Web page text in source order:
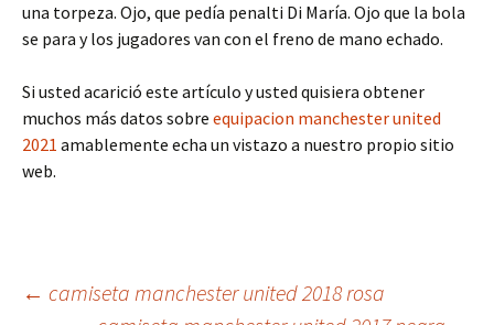
una torpeza. Ojo, que pedía penalti Di María. Ojo que la bola
se para y los jugadores van con el freno de mano echado.
Si usted acarició este artículo y usted quisiera obtener
muchos más datos sobre equipacion manchester united
2021 amablemente echa un vistazo a nuestro propio sitio
web.
Navegación
← camiseta manchester united 2018 rosa